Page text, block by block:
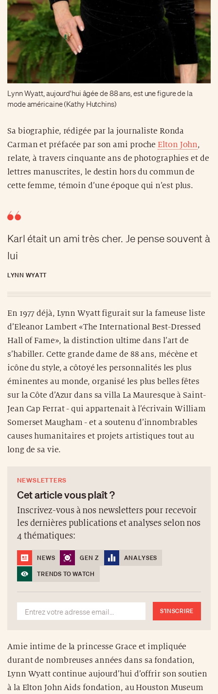
Lynn Wyatt, aujourd'hui âgée de 88 ans, est une figure de la
mode américaine (Kathy Hutchins)
Sa biographie, rédigée par la journaliste Ronda
Carman et préfacée par son ami proche Elton John,
relate, à travers cinquante ans de photographies et de
lettres manuscrites, le destin hors du commun de
cette femme, témoin d’une époque qui n’est plus.
Karl était un ami très cher. Je pense souvent à
lui
LYNN WYATT
En 1977 déjà, Lynn Wyatt figurait sur la fameuse liste
d’Eleanor Lambert «The International Best-Dressed
Hall of Fame», la distinction ultime dans l’art de
s’habiller. Cette grande dame de 88 ans, mécène et
icône du style, a côtoyé les personnalités les plus
éminentes au monde, organisé les plus belles fêtes
sur la Côte d’Azur dans sa villa La Mauresque à Saint-
Jean Cap Ferrat - qui appartenait à l’écrivain William
Somerset Maugham - et a soutenu d’innombrables
causes humanitaires et projets artistiques tout au
long de sa vie.
NEWSLETTERS
Cet article vous plaît ?
Inscrivez-vous à nos newsletters pour recevoir
les dernières publications et analyses selon nos
4 thématiques:
NEWS GEN Z
ANALYSES
TRENDS TO WATCH
S'INSCRIRE
Amie intime de la princesse Grace et impliquée
durant de nombreuses années dans sa fondation,
Lynn Wyatt continue aujourd’hui d’offrir son soutien
à la Elton John Aids fondation, au Houston Museum